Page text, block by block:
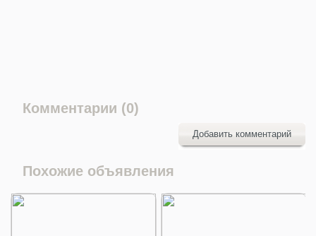
Комментарии (0)
Добавить комментарий
Похожие объявления